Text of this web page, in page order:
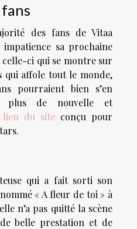
fans
des fans de Vitaa
sa prochaine
celle-ci qui se montre sur
qui affole tout le monde,
pourraient bien s’en
plus de nouvelle et
lien du site conçu pour
qui a fait sorti son
« A fleur de toi » à
n’a pas quitté la scène
belle prestation et de